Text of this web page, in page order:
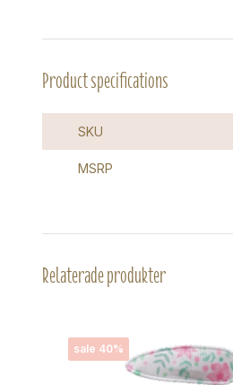
Product specifications
SKU
MSRP
Relaterade produkter
sale 40%